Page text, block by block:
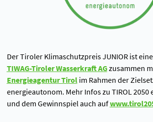
Der Tiroler Klimaschutzpreis JUNIOR ist
TIWAG-Tiroler Wasserkraft AGzusammen
Energieagentur Tirolim Rahmen der
energieautonom. Mehr Infos zu TIROL
und dem Gewinnspiel auch auf